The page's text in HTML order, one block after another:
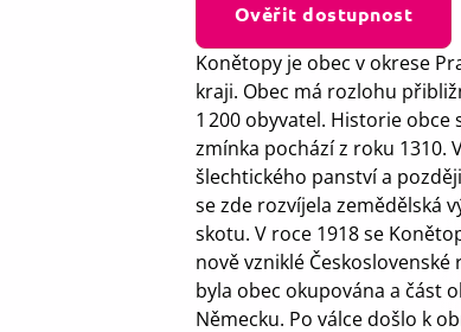
Ověřit dostupnost
Konětopy je obec v okrese
kraji. Obec má rozlohu
1 200 obyvatel. Historie
zmínka pochází z roku 1310.
šlechtického panství a
se zde rozvíjela zemědělská
skotu. V roce 1918 se
nově vzniklé
byla obec okupována a část
Německu. Po válce došlo k